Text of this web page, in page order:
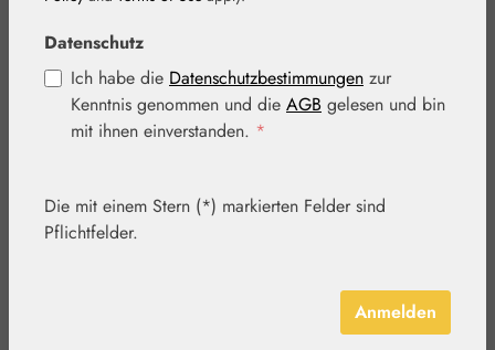
Bildergalerie überspringen
Datenschutz
Ich habe die Datenschutzbestimmungen zur
Kenntnis genommen und die AGB gelesen und bin
mit ihnen einverstanden. *
Die mit einem Stern (*) markierten Felder sind
Pflichtfelder.
Anmelden